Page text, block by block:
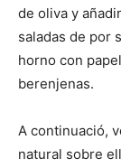
de oliva y
saladas de por
horno con
berenjenas.
A continuació,
natural sobre